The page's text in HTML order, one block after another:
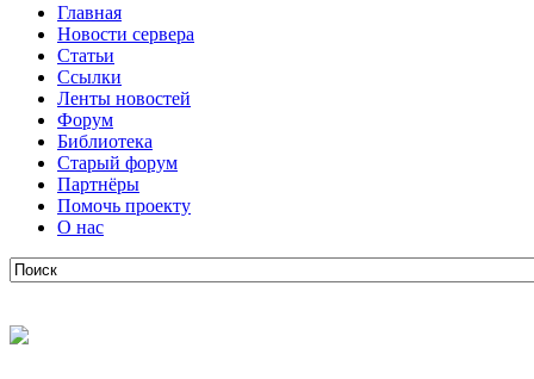
Главная
Новости сервера
Статьи
Ссылки
Ленты новостей
Форум
Библиотека
Старый форум
Партнёры
Помочь проекту
О нас